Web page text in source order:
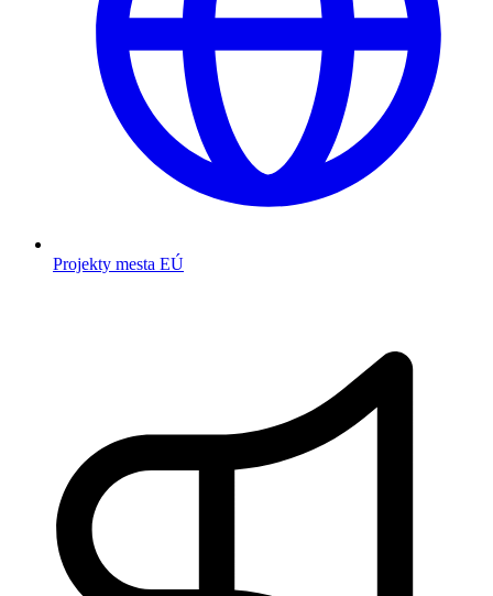
Projekty mesta EÚ